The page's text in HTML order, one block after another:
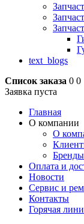
text_blogs
Список заказа 0 0
Заявка пуста
Главная
О компании
О
Бренды
Оплата и
Новости
Сервис и
Контакты
Горячая